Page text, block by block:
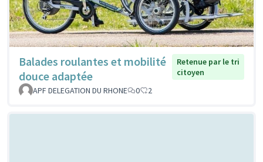
Balades roulantes et mobilité
douce adaptée
Retenue par le tri
citoyen
APF DELEGATION DU RHONE
0 2